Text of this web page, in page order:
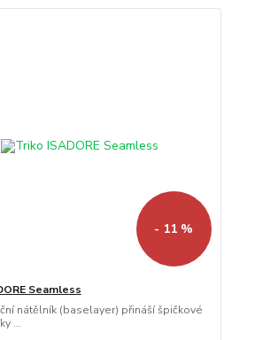
- 11 %
Seamless
nátělník (baselayer) přináší špičkové
...